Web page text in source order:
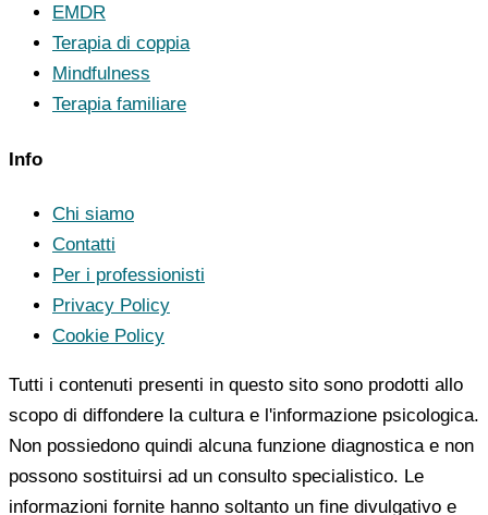
EMDR
Terapia di coppia
Mindfulness
Terapia familiare
Info
Chi siamo
Contatti
Per i professionisti
Privacy Policy
Cookie Policy
Tutti i contenuti presenti in questo sito sono prodotti allo
scopo di diffondere la cultura e l'informazione psicologica.
Non possiedono quindi alcuna funzione diagnostica e non
possono sostituirsi ad un consulto specialistico. Le
informazioni fornite hanno soltanto un fine divulgativo e